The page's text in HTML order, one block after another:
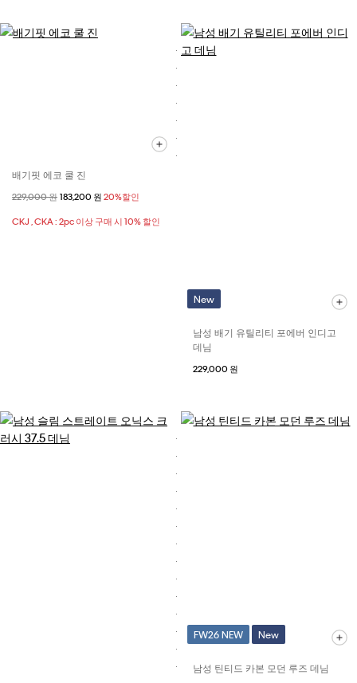
배기핏 에코 쿨 진
할인 전 가격
229,000 원 할인된 가격
183,200 원 20%할인
CKJ , CKA : 2pc 이상 구매 시 10% 할인
New
남성 배기 유틸리티 포에버 인디고
데님
229,000 원
FW26 NEW New
남성 틴티드 카본 모던 루즈 데님